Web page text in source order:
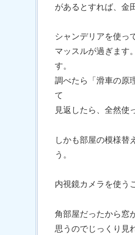
があるとすれば、金
シャンデリアを使っ
マッスルが過ぎます
す。
調べたら「滑車の原
て
見返したら、全然使
しかも部屋の模様替
う。
内視鏡カメラを使う
角部屋だったから窓
思うのでじっくり見